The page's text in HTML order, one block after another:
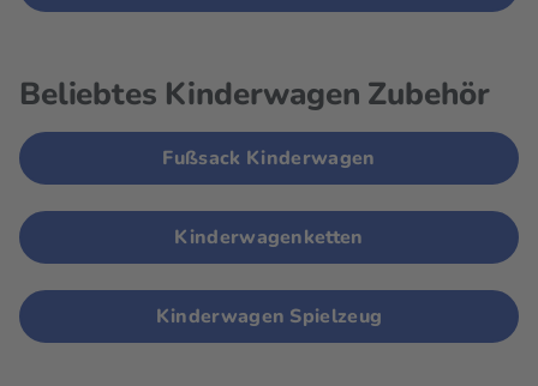
Beliebtes Kinderwagen Zubehör
Fußsack Kinderwagen
Kinderwagenketten
Kinderwagen Spielzeug